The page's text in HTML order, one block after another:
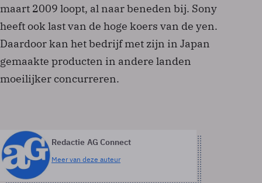
maart 2009 loopt, al naar beneden bij. Sony
heeft ook last van de hoge koers van de yen.
Daardoor kan het bedrijf met zijn in Japan
gemaakte producten in andere landen
moeilijker concurreren.
Redactie AG Connect
Meer van deze auteur